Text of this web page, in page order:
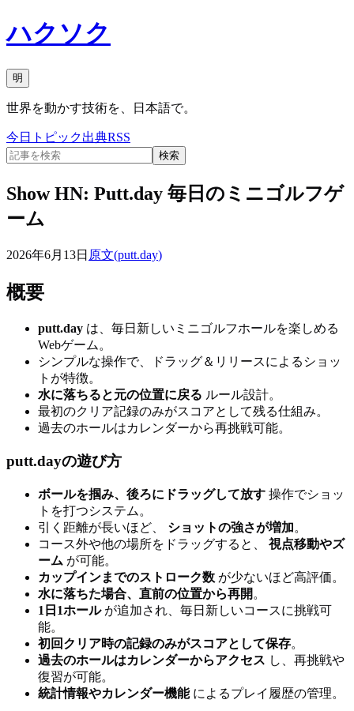
ハクソク
明
世界を動かす技術を、日本語で。
今日 トピック出典RSS
検索
Show HN: Putt.day 毎日のミニゴルフゲ
ーム
2026年6月13日 原文(putt.day)
概要
putt.day は、毎日新しいミニゴルフホールを楽しめる
Webゲーム。
シンプルな操作で、ドラッグ＆リリースによるショッ
トが特徴。
水に落ちると元の位置に戻る ルール設計。
最初のクリア記録のみがスコアとして残る仕組み。
過去のホールはカレンダーから再挑戦可能。
putt.dayの遊び方
ボールを掴み、後ろにドラッグして放す 操作でショッ
トを打つシステム。
引く距離が長いほど、 ショットの強さが増加。
コース外や他の場所をドラッグすると、 視点移動やズ
ーム が可能。
カップインまでのストローク数 が少ないほど高評価。
水に落ちた場合、直前の位置から再開 。
1日1ホールが追加され、毎日新しいコースに挑戦可
能。
初回クリア時の記録のみがスコアとして保存。
過去のホールはカレンダーからアクセス し、再挑戦や
復習が可能。
統計情報やカレンダー機能によるプレイ履歴の管理。